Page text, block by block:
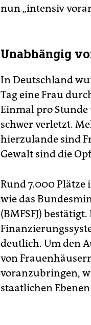
nun „intensiv
Unabhängig
In Deutschland
Tag eine Frau
Einmal pro
schwer verletzt.
hierzulande sind
Gewalt sind die
Rund 7.000
wie das
(BMFSFJ)
deutlich. Um den
von
voranzubringen,
staatlichen